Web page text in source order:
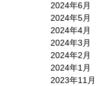
2024年6月
2024年5月
2024年4月
2024年3月
2024年2月
2024年1月
2023年11月